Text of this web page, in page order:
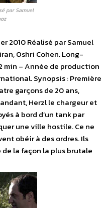
par Samuel
2010 Réalisé par Samuel
Oshri Cohen. Long-
min – Année de production
Synopsis : Première
garçons de 20 ans,
Herzl le chargeur et
à bord d’un tank par
une ville hostile. Ce ne
obéir à des ordres. Ils
la façon la plus brutale